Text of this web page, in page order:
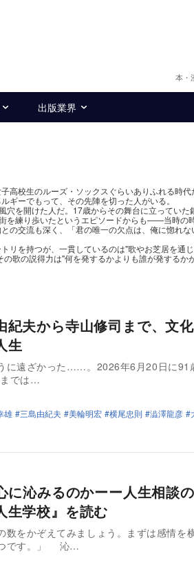
本・
出版業界
校生のルーズ・ソックスぐらいありふれる時代
ーでもって、その先陣を切った人がいる。
を開けた人だ。17歳からその舞台に立っていた
を練り歩いたというエピソードからも——当時の
交流も深く、「君の唯一の欠点は、俺に惚れな
リを持つが、一貫しているのは"歌やお芝居を通
歌の説得力は"何を発するかよりも誰が発するか
紀夫から寺山修司まで、文
生
に遠ざかった……。2026年6月20日に91
までは…
雄 三島由紀夫 美輪明宏 横尾忠則 澁澤龍彦
に沁みるのかーー人生相談
生学校』を読む
数をかぞえてみましょう。まずは感情を
つです。」 沁…